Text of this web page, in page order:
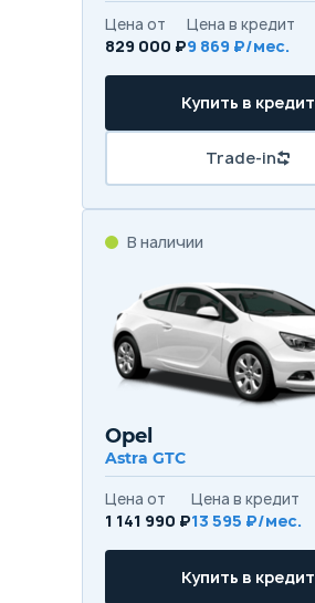
Цена от
829 000 ₽
Цена в кредит
9 869 ₽/мес.
Купить в кредит
Trade-in
В наличии
Opel
Astra GTC
Цена от
1 141 990 ₽
Цена в кредит
13 595 ₽/мес.
Купить в кредит